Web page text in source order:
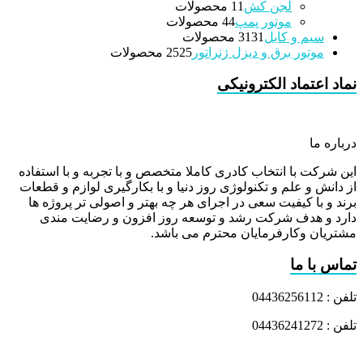
لجن کش
1 1 محصولات
موتور پمپ 44 محصولات
سیم و کابل
3131 محصولات
موتور برق و دیزل ژنراتور
2525 محصولات
نماد اعتماد الکترونیکی
درباره ما
این شرکت با انتخاب کادری کاملا متخصص و با تجربه و با استفاده
از دانش و علم و تکنولوژی روز دنیا و با بکارگیری لوازم و قطعات
برند و با کیفیت سعی در اجرای هر چه بهتر و اصولی تر پروژه ها
دارد و هدف شرکت رشد و توسعه روز افزون و رضایت مندی
مشتریان وکارفرمایان محترم می باشد.
تماس با ما
تلفن : 04436256112
تلفن : 04436241272